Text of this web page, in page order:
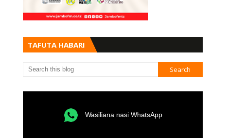
TAFUTA HABARI
Wasiliana nasi WhatsApp